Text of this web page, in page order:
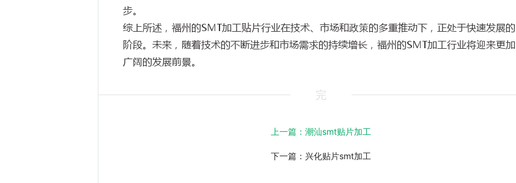
步。
综上所述，福州的SMT加工贴片行业在技术、市场和政策的多重推动下，正处于快速发展的
阶段。未来，随着技术的不断进步和市场需求的持续增长，福州的SMT加工行业将迎来更加
广阔的发展前景。
上一篇： 潮汕smt贴片加工
下一篇： 兴化贴片smt加工
完